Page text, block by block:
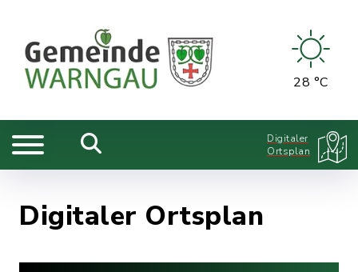
28 °C
Digitaler
Ortsplan
Digitaler Ortsplan